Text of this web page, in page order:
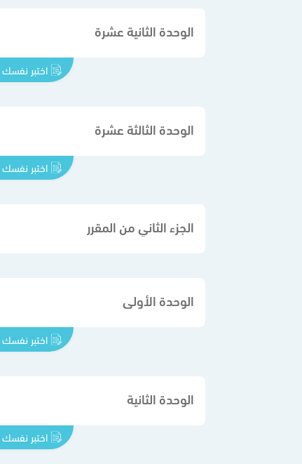
الوحدة الثانية عشرة
اختبر
الوحدة الثالثة عشرة
اختبر
الجزء الثاني من المقرر
الوحدة الأولى
اختبر
الوحدة الثانية
اختبر